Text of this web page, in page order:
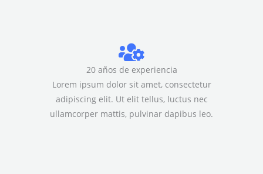
20 años de experiencia
Lorem ipsum dolor sit amet, consectetur
adipiscing elit. Ut elit tellus, luctus nec
ullamcorper mattis, pulvinar dapibus leo.